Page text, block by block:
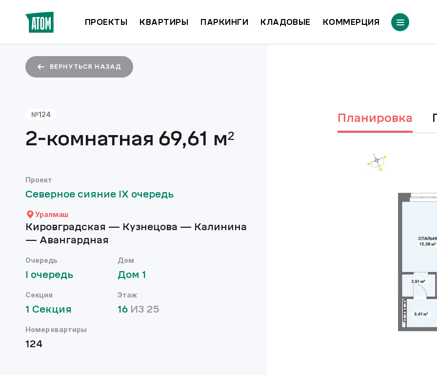
ПРОЕКТЫ КВАРТИРЫ ПАРКИНГИ КЛАДОВЫЕ КОММЕРЦИЯ
ВЕРНУТЬСЯ НАЗАД
№124
2-комнатная 69,61 м²
Проект
Северное сияние IX очередь
Уралмаш
Кировградская — Кузнецова — Калинина
— Авангардная
Очередь
I очередь
Дом
Дом 1
Секция
1 Секция
Этаж
16 ИЗ 25
Номер квартиры
124
Планировка